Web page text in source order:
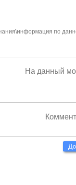
по
На данный